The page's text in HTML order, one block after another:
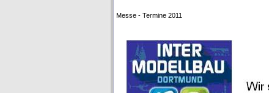
Messe - Termine 2011